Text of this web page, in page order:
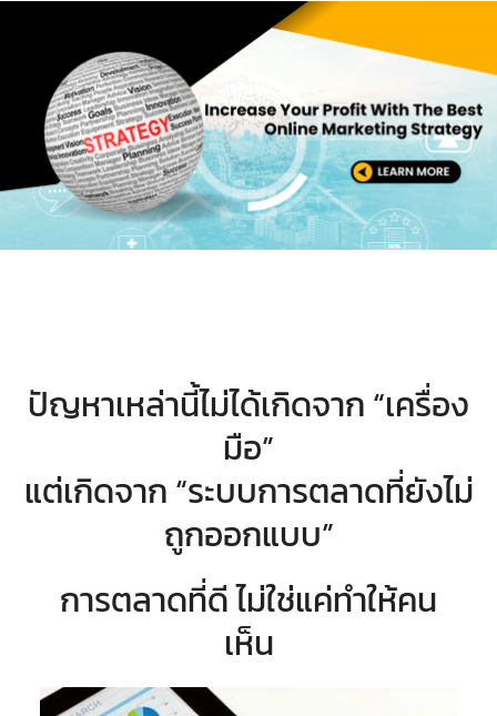
ปัญหาเหล่านี้ไม่ได้เกิดจาก “เครื่อง
มือ”
แต่เกิดจาก “ระบบการตลาดที่ยังไม่
ถูกออกแบบ”
การตลาดที่ดี ไม่ใช่แค่ทำให้คน
เห็น